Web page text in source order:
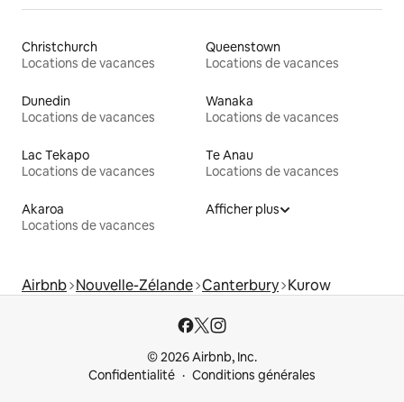
Christchurch
Locations de vacances
Queenstown
Locations de vacances
Dunedin
Locations de vacances
Wanaka
Locations de vacances
Lac Tekapo
Locations de vacances
Te Anau
Locations de vacances
Akaroa
Locations de vacances
Afficher plus
Airbnb Nouvelle-Zélande Canterbury Kurow
© 2026 Airbnb, Inc.
Confidentialité
Conditions générales